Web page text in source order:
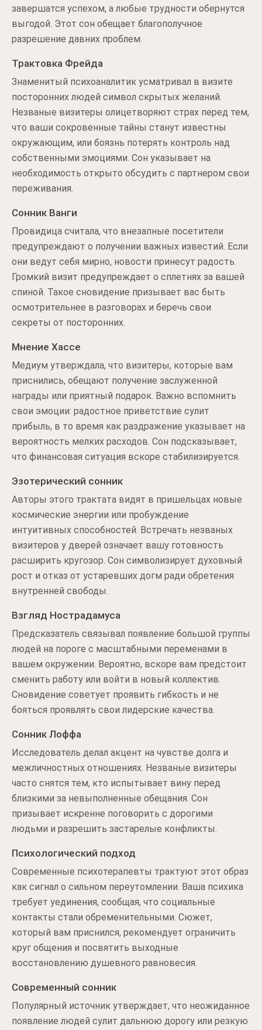
завершатся успехом, а любые трудности обернутся
выгодой. Этот сон обещает благополучное
разрешение давних проблем.
Трактовка Фрейда
Знаменитый психоаналитик усматривал в визите
посторонних людей символ скрытых желаний.
Незваные визитеры олицетворяют страх перед тем,
что ваши сокровенные тайны станут известны
окружающим, или боязнь потерять контроль над
собственными эмоциями. Сон указывает на
необходимость открыто обсудить с партнером свои
переживания.
Сонник Ванги
Провидица считала, что внезапные посетители
предупреждают о получении важных известий. Если
они ведут себя мирно, новости принесут радость.
Громкий визит предупреждает о сплетнях за вашей
спиной. Такое сновидение призывает вас быть
осмотрительнее в разговорах и беречь свои
секреты от посторонних.
Мнение Хассе
Медиум утверждала, что визитеры, которые вам
приснились, обещают получение заслуженной
награды или приятный подарок. Важно вспомнить
свои эмоции: радостное приветствие сулит
прибыль, в то время как раздражение указывает на
вероятность мелких расходов. Сон подсказывает,
что финансовая ситуация вскоре стабилизируется.
Эзотерический сонник
Авторы этого трактата видят в пришельцах новые
космические энергии или пробуждение
интуитивных способностей. Встречать незваных
визитеров у дверей означает вашу готовность
расширить кругозор. Сон символизирует духовный
рост и отказ от устаревших догм ради обретения
внутренней свободы.
Взгляд Нострадамуса
Предсказатель связывал появление большой группы
людей на пороге с масштабными переменами в
вашем окружении. Вероятно, вскоре вам предстоит
сменить работу или войти в новый коллектив.
Сновидение советует проявить гибкость и не
бояться проявлять свои лидерские качества.
Сонник Лоффа
Исследователь делал акцент на чувстве долга и
межличностных отношениях. Незваные визитеры
часто снятся тем, кто испытывает вину перед
близкими за невыполненные обещания. Сон
призывает искренне поговорить с дорогими
людьми и разрешить застарелые конфликты.
Психологический подход
Современные психотерапевты трактуют этот образ
как сигнал о сильном переутомлении. Ваша психика
требует уединения, сообщая, что социальные
контакты стали обременительными. Сюжет,
который вам приснился, рекомендует ограничить
круг общения и посвятить выходные
восстановлению душевного равновесия.
Современный сонник
Популярный источник утверждает, что неожиданное
появление людей сулит дальнюю дорогу или резкую